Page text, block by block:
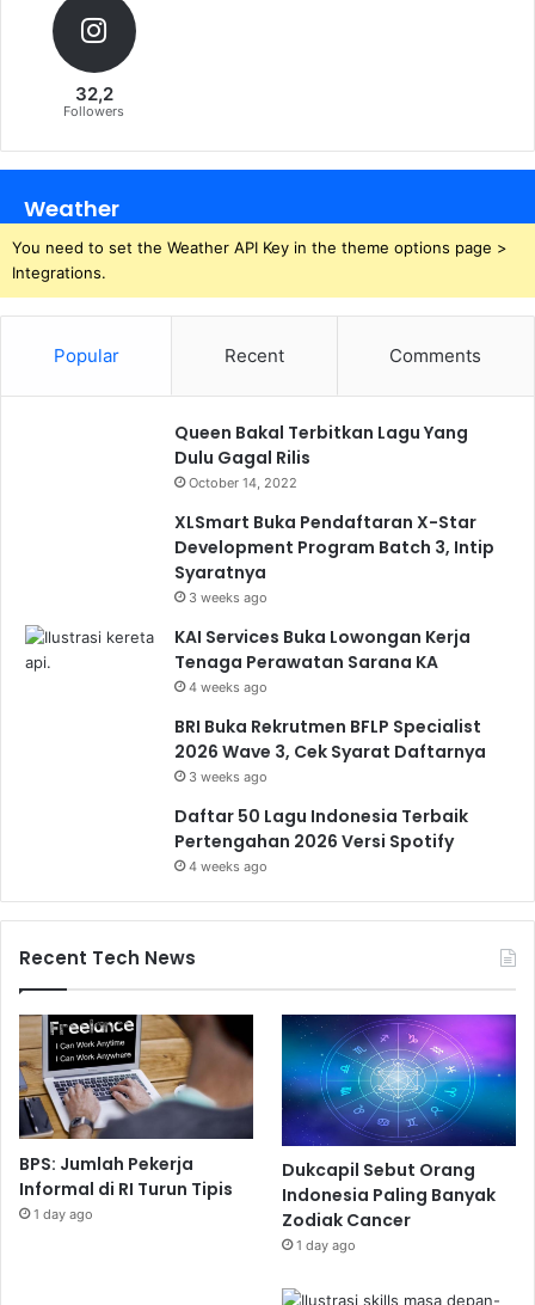
32,2
Followers
Weather
You need to set the Weather API Key in the theme options page >
Integrations.
Popular Recent Comments
Queen Bakal Terbitkan Lagu Yang
Dulu Gagal Rilis
October 14, 2022
XLSmart Buka Pendaftaran X-Star
Development Program Batch 3, Intip
Syaratnya
3 weeks ago
KAI Services Buka Lowongan Kerja
Tenaga Perawatan Sarana KA
4 weeks ago
BRI Buka Rekrutmen BFLP Specialist
2026 Wave 3, Cek Syarat Daftarnya
3 weeks ago
Daftar 50 Lagu Indonesia Terbaik
Pertengahan 2026 Versi Spotify
4 weeks ago
Recent Tech News
BPS: Jumlah Pekerja
Informal di RI Turun Tipis
1 day ago
Dukcapil Sebut Orang
Indonesia Paling Banyak
Zodiak Cancer
1 day ago